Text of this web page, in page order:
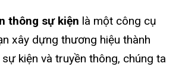
thông sự kiện là một công cụ
xây dựng thương hiệu thành
kiện và truyền thông, chúng ta